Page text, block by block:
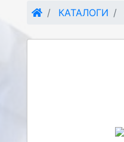
КАТАЛОГИ